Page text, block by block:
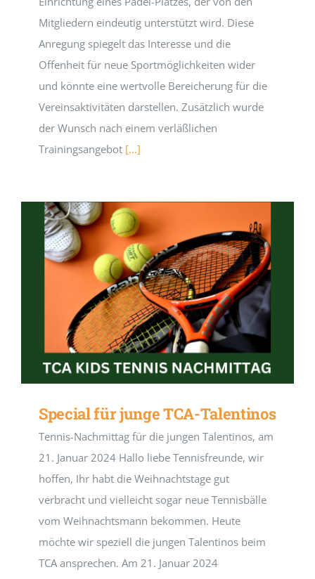
Mitgliedern eindeutig unterstützt wird. Diese
Anregung spiegelt das Interesse und die
Offenheit für neue Sportmöglichkeiten wider
und könnte eine wertvolle Bereicherung für die
Vereinsaktivitäten darstellen. Zusätzlich wurde
der Wunsch nach einem verläßlichen
Trainingsangebot [...]
Special für junge TCA-Talentinos
Tennis-Nachmittag für die jungen Talentinos, am
21. Januar 2024 Hallo liebe Tennisfreunde, wir
hoffen, Ihr habt die Weihnachtstage gut
verbracht und vielleicht sogar neue Tennisbälle
vom Weihnachtsmann bekommen. Heute
möchte wir speziell die jungen Talentinos beim
TCA ansprechen. Am 21. Januar 2024